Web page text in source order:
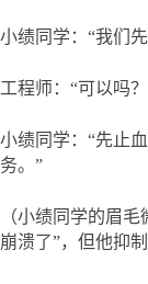
小绩同学：“我们
工程师：“可以吗
小绩同学：“先止
务。”
（小绩同学的眉
崩溃了”，但他抑